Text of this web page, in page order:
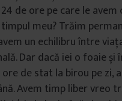
de ore pe care le avem
meu? Trăim
un echilibru între
Dar dacă iei o foaie și
de stat la birou pe zi,
Avem timp liber vreo